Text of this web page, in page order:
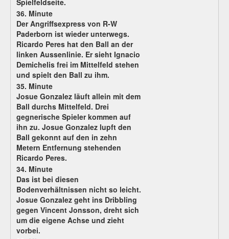
Spielfeldseite.
36. Minute
Der Angriffsexpress von R-W
Paderborn ist wieder unterwegs.
Ricardo Peres hat den Ball an der
linken Aussenlinie. Er sieht Ignacio
Demichelis frei im Mittelfeld stehen
und spielt den Ball zu ihm.
35. Minute
Josue Gonzalez läuft allein mit dem
Ball durchs Mittelfeld. Drei
gegnerische Spieler kommen auf
ihn zu. Josue Gonzalez lupft den
Ball gekonnt auf den in zehn
Metern Entfernung stehenden
Ricardo Peres.
34. Minute
Das ist bei diesen
Bodenverhältnissen nicht so leicht.
Josue Gonzalez geht ins Dribbling
gegen Vincent Jonsson, dreht sich
um die eigene Achse und zieht
vorbei.